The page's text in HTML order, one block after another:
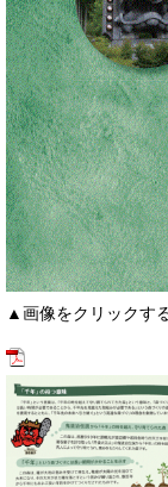
▲画像をクリックす